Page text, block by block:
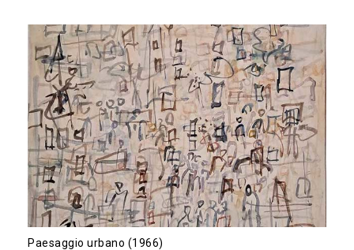
Paesaggio urbano (1966)